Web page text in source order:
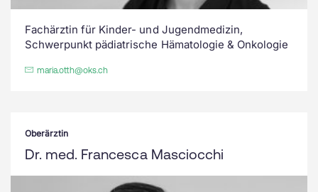
Fachärztin für Kinder- und Jugendmedizin,
Schwerpunkt pädiatrische Hämatologie & Onkologie
maria.otth@oks.ch
Oberärztin
Dr. med. Francesca Masciocchi